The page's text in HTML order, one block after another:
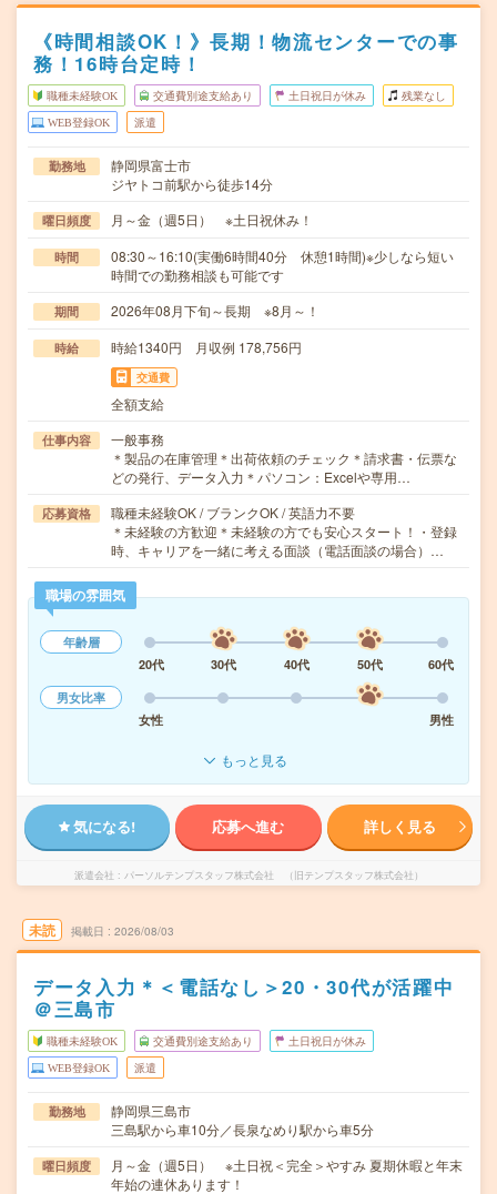
《時間相談OK！》長期！物流センターでの事
務！16時台定時！
職種未経験OK 交通費別途支給あり 土日祝日が休み 残業なし
WEB登録OK 派遣
勤務地
静岡県富士市
ジヤトコ前駅から徒歩14分
曜日頻度 月～金（週5日） ※土日祝休み！
時間
08:30～16:10(実働6時間40分 休憩1時間)※少しなら短い
時間での勤務相談も可能です
期間 2026年08月下旬～長期 ※8月～！
時給 時給1340円 月収例 178,756円
交通費
全額支給
仕事内容
一般事務
＊製品の在庫管理＊出荷依頼のチェック＊請求書・伝票な
どの発行、データ入力＊パソコン：Excelや専用…
応募資格
職種未経験OK / ブランクOK / 英語力不要
＊未経験の方歓迎＊未経験の方でも安心スタート！・登録
時、キャリアを一緒に考える面談（電話面談の場合）…
職場の雰囲気
年齢層
20代
30代 40代 50代
60代
男女比率
女性
男性
もっと見る
気になる! 応募へ進む 詳しく見る
派遣会社 パーソルテンプスタッフ株式会社 （旧テンプスタッフ株式会社）
未読 掲載日 2026/08/03
データ入力＊＜電話なし＞20・30代が活躍中
＠三島市
職種未経験OK 交通費別途支給あり 土日祝日が休み
WEB登録OK 派遣
勤務地
静岡県三島市
三島駅から車10分／長泉なめり駅から車5分
曜日頻度
月～金（週5日） ※土日祝＜完全＞やすみ 夏期休暇と年末
年始の連休あります！